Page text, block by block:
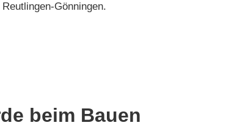
Gönningen.
beim Bauen